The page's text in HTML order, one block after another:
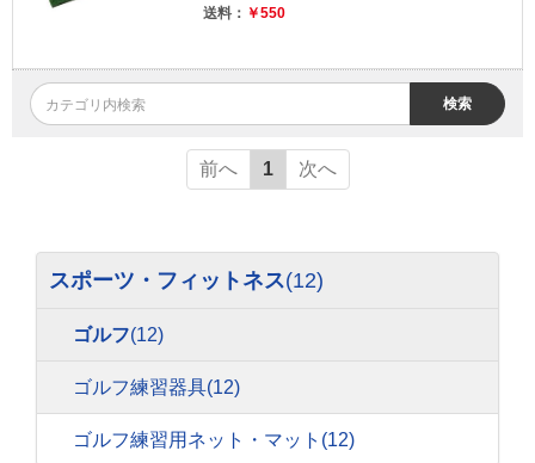
送料： ￥550
検索
前へ 1 次へ
スポーツ・フィットネス(12)
ゴルフ(12)
ゴルフ練習器具(12)
ゴルフ練習用ネット・マット (12)